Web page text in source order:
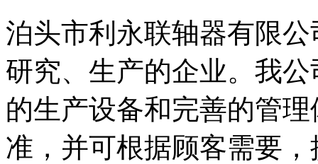
泊头市利永联轴器有限
研究、生产的企业。我
的生产设备和完善的管
准，并可根据顾客需要